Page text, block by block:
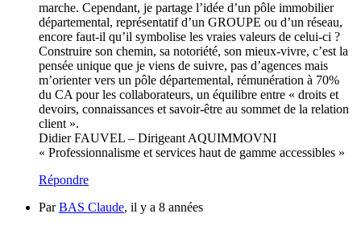
marche. Cependant, je partage l’idée d’un pôle immobilier
départemental, représentatif d’un GROUPE ou d’un réseau,
encore faut-il qu’il symbolise les vraies valeurs de celui-ci ?
Construire son chemin, sa notoriété, son mieux-vivre, c’est la
pensée unique que je viens de suivre, pas d’agences mais
m’orienter vers un pôle départemental, rémunération à 70%
du CA pour les collaborateurs, un équilibre entre « droits et
devoirs, connaissances et savoir-être au sommet de la relation
client ».
Didier FAUVEL – Dirigeant AQUIMMOVNI
« Professionnalisme et services haut de gamme accessibles »
Répondre
ParBAS Claude, il y a 8 années